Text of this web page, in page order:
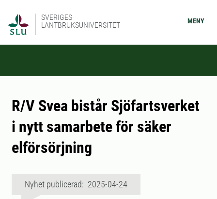
SVERIGES
LANTBRUKSUNIVERSITET
MENY
R/V Svea bistår Sjöfartsverket
i nytt samarbete för säker
elförsörjning
Nyhet publicerad: 2025-04-24